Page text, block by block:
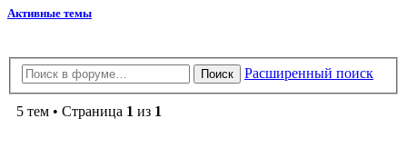
Активные темы
Поиск Расширенный поиск
5 тем • Страница 1 из 1